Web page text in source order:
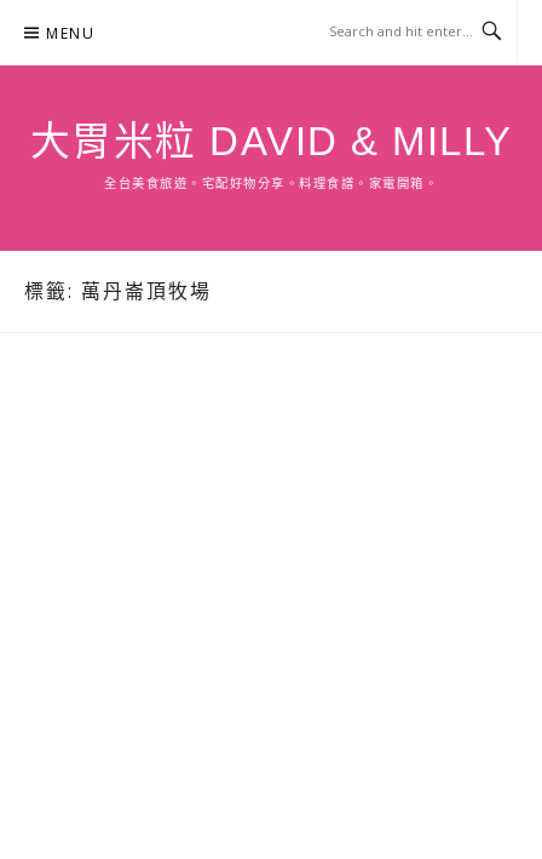
content
MENU
大胃米粒 DAVID & MILLY
全台美食旅遊。宅配好物分享。料理食譜。家電開箱。
標籤: 萬丹崙頂牧場